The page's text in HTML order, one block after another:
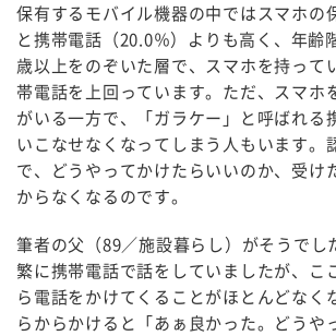
保有するモバイル機器の中ではスマホの
と携帯電話（20.0％）よりも高く、年齢
歳以上をのぞいた層で、スマホを持って
帯電話を上回っています。ただ、スマホ
がいる一方で、「ガラケー」と呼ばれる
いこなせなくなってしまう人もいます。
で、どうやってかけたらいいのか、受け
からなくなるのです。
筆者の父（89／施設暮らし）がそうでし
繁に携帯電話で話をしていましたが、こ
ら電話をかけてくることがほとんどなく
らからかけると「あぁ良かった。どうや